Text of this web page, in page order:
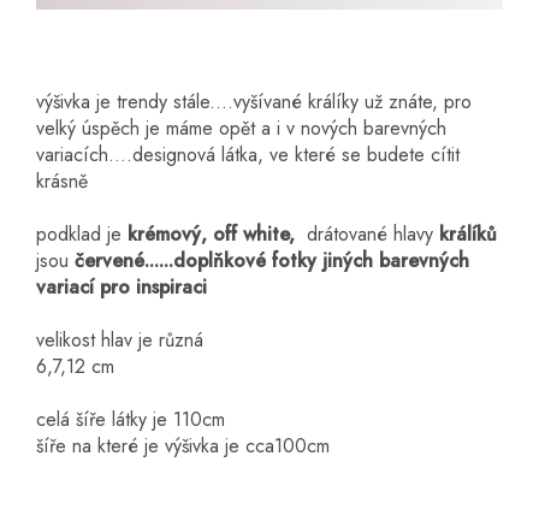
výšivka je trendy stále....vyšívané králíky už znáte, pro
velký úspěch je máme opět a i v nových barevných
variacích....designová látka, ve které se budete cítit
krásně
podklad je krémový, off white, drátované hlavy králíků
jsou červené......doplňkové fotky jiných barevných
variací pro inspiraci
velikost hlav je různá
6,7,12 cm
celá šíře látky je 110cm
šíře na které je výšivka je cca100cm